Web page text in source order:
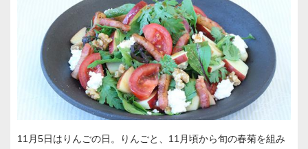
11月5日はりんごの日。りんごと、11月頃から旬の春菊を組み